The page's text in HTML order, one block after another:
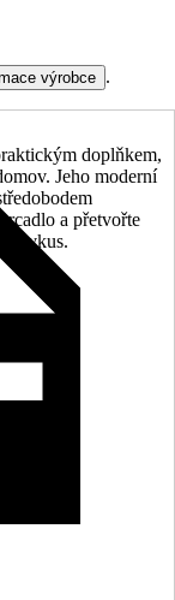
doplňkem,
Jeho moderní
a přetvořte
a vkus.
výrobce .